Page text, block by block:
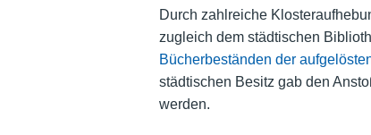
Durch zahlreiche
zugleich dem städtischen
Bücherbeständen der
städtischen Besitz gab den
werden.